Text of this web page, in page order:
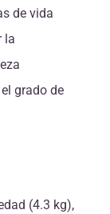
de vida
la
grado de
(4.3 kg),